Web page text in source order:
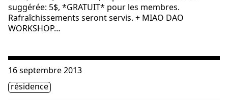
suggérée: 5$, *GRATUIT* pour les membres.
Rafraîchissements seront servis. + MIAO DAO
WORKSHOP…
Consulter « Women Warriors | Rosa Mei »
16 septembre 2013
Étiquette(s)
résidence